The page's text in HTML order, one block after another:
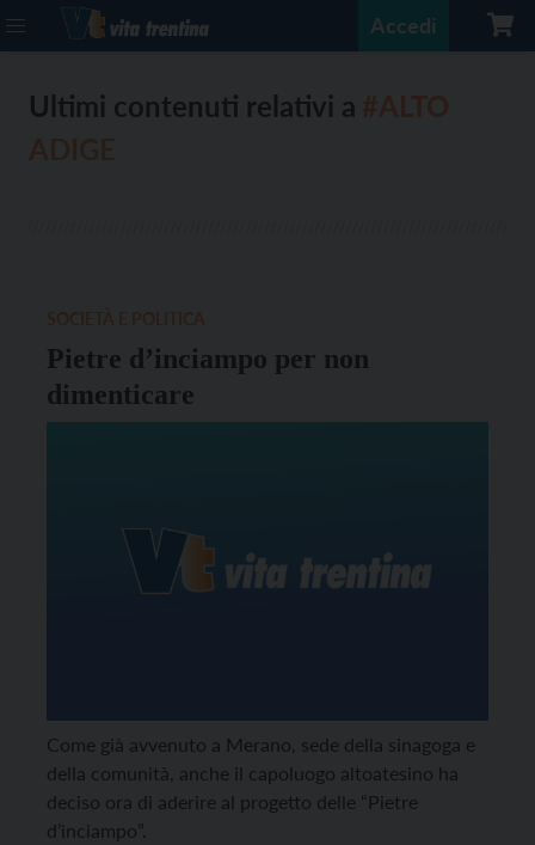
Accedi
Ultimi contenuti relativi a
Pietre d’inciampo per non
dimenticare
Come già avvenuto a Merano, sede della sinagoga e
della comunità, anche il capoluogo altoatesino ha
deciso ora di aderire al progetto delle “Pietre
d’inciampo”.